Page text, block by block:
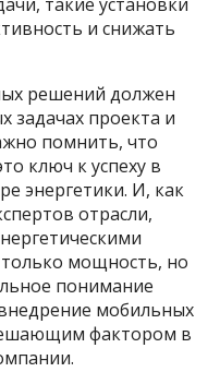
и снижать
решений должен
задачах проекта и
помнить, что
ключ к успеху в
энергетики. И, как
отрасли,
мощность, но
понимание
мобильных
фактором в